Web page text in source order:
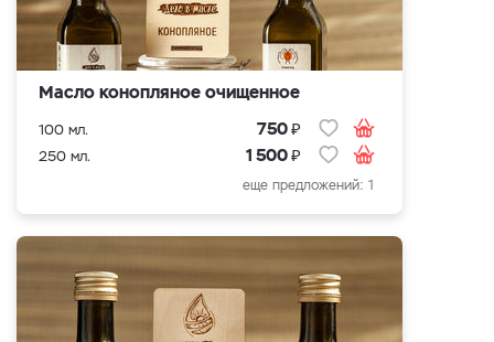
Масло конопляное очищенное
100 мл. 750₽
250 мл. 1 500₽
еще предложений: 1